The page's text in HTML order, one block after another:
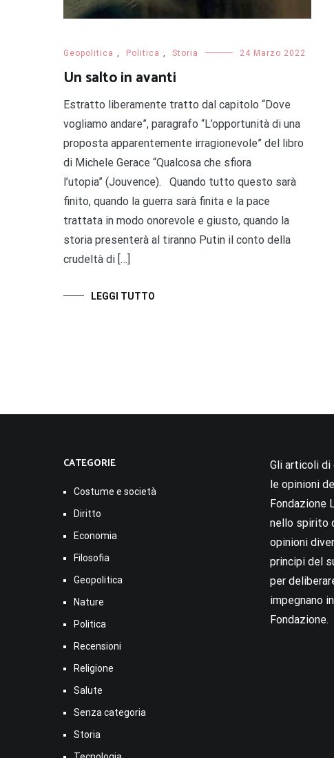
Geopolitica , Politica , Storia 24 Marzo 2022
Un salto in avanti
Estratto liberamente tratto dal capitolo “Dove
vogliamo andare”, paragrafo “L’opportunità di una
proposta apparentemente irragionevole” del libro
di Michele Gerace “Qualcosa che sfiora
l’utopia” (Jouvence). Quando tutto questo sarà
finito, quando la guerra sarà finita e la pace
trattata in modo onorevole e giusto, quando la
storia presenterà al tiranno Putin il conto della
crudeltà di […]
LEGGI TUTTO
CATEGORIE
Costume e società
Diritto
Economia
Filosofia
Geopolitica
Nature
Politica
Recensioni
Religione
Salute
Senza categoria
Storia
Gli articoli
le opinioni
Fondazione
nello spirito
opinioni
principi del
per
impegnano
Fondazione.